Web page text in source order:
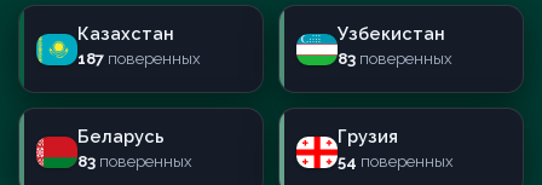
Казахстан
187 поверенных
Узбекистан
83 поверенных
Беларусь
83 поверенных
Грузия
54 поверенных